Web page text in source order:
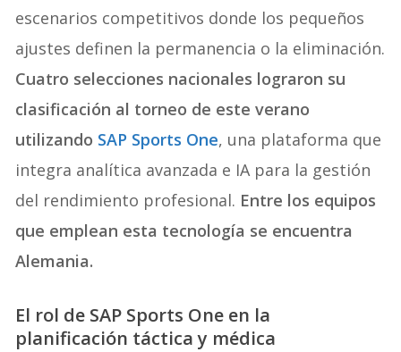
escenarios competitivos donde los pequeños
ajustes definen la permanencia o la eliminación.
Cuatro selecciones nacionales lograron su
clasificación al torneo de este verano
utilizando SAP Sports One, una plataforma que
integra analítica avanzada e IA para la gestión
del rendimiento profesional. Entre los equipos
que emplean esta tecnología se encuentra
Alemania.
El rol de SAP Sports One en la
planificación táctica y médica